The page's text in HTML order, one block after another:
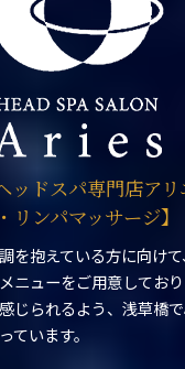
ッドスパ専門店ア
リンパマッサージ】
を抱えている方に向け
ニューをご用意しており
じられるよう、浅草橋
ています。